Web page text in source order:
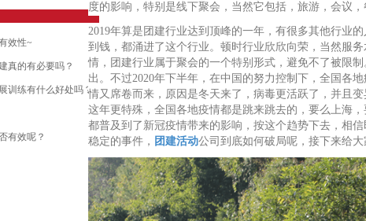
度的影响，特别是线下聚会，当然它包括，旅游，会议，
2019年算是团建行业达到 顶峰的一年，有很多其他行业
到钱，都涌进了这个行业。顿时行业欣欣向荣，当然服
情，团建行业属于聚会的一个特别形式，避免不了被限
出。不过2020年下半年，在中国的努力控制下，全国各地
情又席卷而来，原因是冬天来了，病毒更活跃了，并且
这年更特殊，全国各地疫情都是跳来跳去的，要么上海
都普及到了新冠疫情带来的影响，按这个趋势下去，相
稳定的事件， 团建活动公司到底如何破局呢，接下来给大
入课程
效性~
真的有必要吗？
训练有什么好处吗？
有效呢？